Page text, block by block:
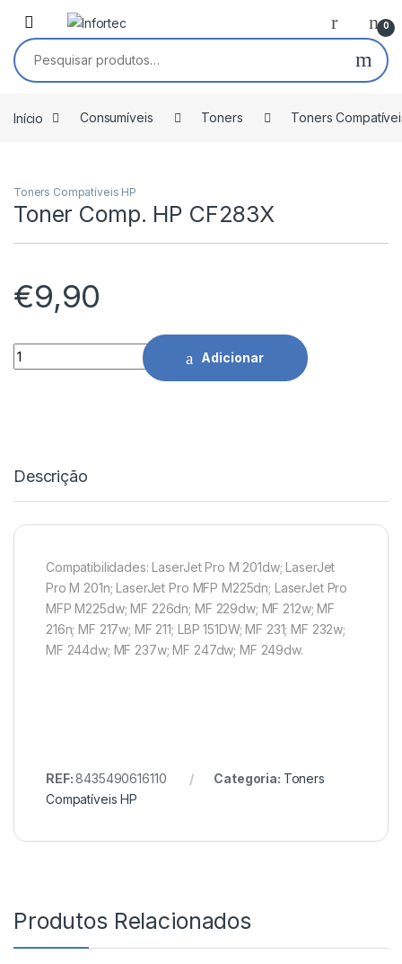
Saltar para navegação
Pular para o conteúdo
0
Pesquisar por:
Início Consumíveis Toners Toners
Toners Compatíveis HP
Toner Comp. HP CF283X
€9,90
Toner Comp. HP CF283X quantidade
Adicionar
Descrição
Compatibilidades: LaserJet Pro M 201dw; LaserJet
Pro M 201n; LaserJet Pro MFP M225dn; LaserJet Pro
MFP M225dw; MF 226dn; MF 229dw; MF 212w; MF
216n; MF 217w; MF 211; LBP 151DW; MF 231; MF 232w;
MF 244dw; MF 237w; MF 247dw; MF 249dw.
REF:8435490616110 Categoria: Toners
Compatíveis HP
Produtos Relacionados